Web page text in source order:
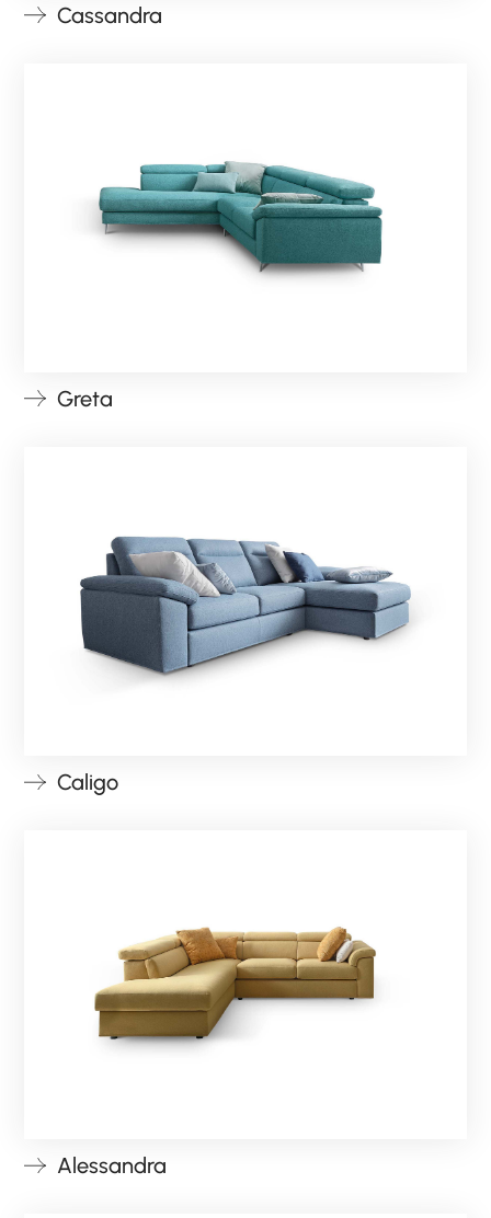
Cassandra
Greta
Caligo
Alessandra